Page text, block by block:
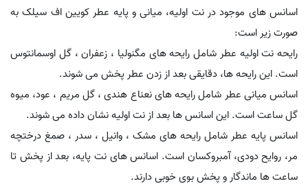
اسانس های موجود در نت اولیه، میانی و پایه عطر کویین اف سیلک به
صورت زیر است:
رایحه نت اولیه عطر شامل رایحه های مگنولیا ، زعفران ، گل اوسمانتوس
است. این رایحه ها، دقایقی بعد از زدن عطر پخش می شوند.
اسانس میانی عطر شامل رایحه های نعناع هندی ، گل مریم ، عود، میوه
گل ساعت است. این اسانس ها بعد از نت اولیه نشان داده می شوند.
اسانس پایه عطر شامل رایحه های مشک ، وانیل ، سدر ، صمغ درختچه
مر، روایح دودی، آمبروکسان است. اسانس های نت پایه، بعد از پخش تا
ساعت ها ماندگار و پخش بوی خوبی دارند.